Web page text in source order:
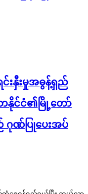
င်းနှီးမှုအဓွန့်ရှည်
နိုင်ငံ၏မြို့တော်
ဂုဏ်ပြုပေးအပ်